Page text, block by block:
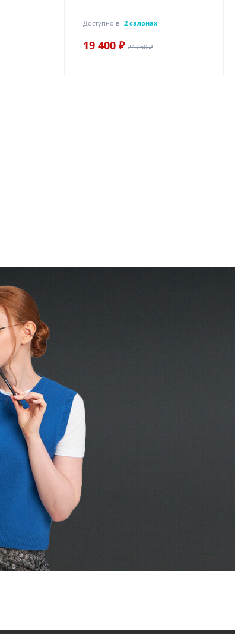
Доступно в 2 салонах
19 400 ₽ 24 250 ₽